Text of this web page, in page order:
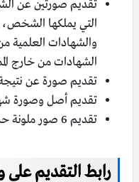
تقديم صورتين عن
التي يملكها
والشهادات العلمية
الشهادات من خارج
تقديم صورة عن نتيجة
تقديم أصل وصورة
تقديم 6 صور ملونة حديثة بقياس 6 × 4.
رابط التقديم على